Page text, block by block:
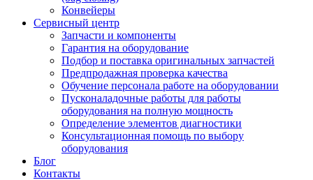
Конвейеры
Сервисный центр
Запчасти и компоненты
Гарантия на оборудование
Подбор и поставка оригинальных запчастей
Предпродажная проверка качества
Обучение персонала работе на оборудовании
Пусконаладочные работы для работы
оборудования на полную мощность
Определение элементов диагностики
Консультационная помощь по выбору
оборудования
Блог
Контакты